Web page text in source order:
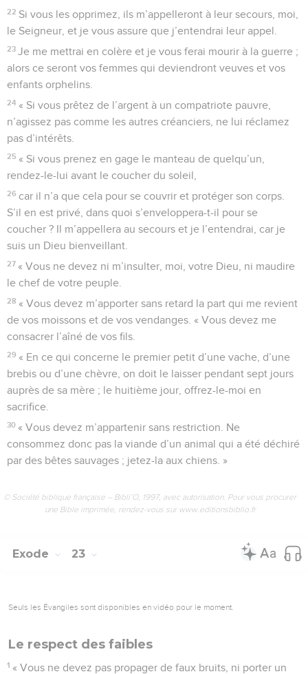
22 Si vous les opprimez, ils m’appelleront à leur secours, moi,
le Seigneur, et je vous assure que j’entendrai leur appel.
23 Je me mettrai en colère et je vous ferai mourir à la guerre ;
alors ce seront vos femmes qui deviendront veuves et vos
enfants orphelins.
24 « Si vous prêtez de l’argent à un compatriote pauvre,
n’agissez pas comme les autres créanciers, ne lui réclamez
pas d’intérêts.
25 « Si vous prenez en gage le manteau de quelqu’un,
rendez-le-lui avant le coucher du soleil,
26 car il n’a que cela pour se couvrir et protéger son corps.
S’il en est privé, dans quoi s’enveloppera-t-il pour se
coucher ? Il m’appellera au secours et je l’entendrai, car je
suis un Dieu bienveillant.
27 « Vous ne devez ni m’insulter, moi, votre Dieu, ni maudire
le chef de votre peuple.
28 « Vous devez m’apporter sans retard la part qui me revient
de vos moissons et de vos vendanges. « Vous devez me
consacrer l’aîné de vos fils.
29 « En ce qui concerne le premier petit d’une vache, d’une
brebis ou d’une chèvre, on doit le laisser pendant sept jours
auprès de sa mère ; le huitième jour, offrez-le-moi en
sacrifice.
30 « Vous devez m’appartenir sans restriction. Ne
consommez donc pas la viande d’un animal qui a été déchiré
par des bêtes sauvages ; jetez-la aux chiens. »
© Société biblique française – Bibli’O, 1997, avec autorisation. Pour vous procurer
une Bible imprimée, rendez-vous sur www.editionsbiblio.fr
Exode 23
Seuls les Évangiles sont disponibles en vidéo pour le moment.
Le respect des faibles
1 « Vous ne devez pas propager de faux bruits, ni porter un